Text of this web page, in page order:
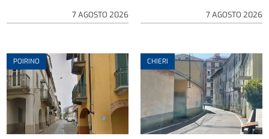
7 AGOSTO 2026 7 AGOSTO 2026
POIRINO CHIERI